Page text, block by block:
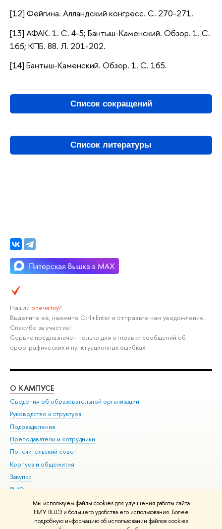
Мы используем файлы cookies для улучшения работы сайта
НИУ ВШЭ и большего удобства его использования. Более
подробную информацию об использовании файлов cookies
[12] Фейгина. Алландский конгресс. С. 270-271.
[13] АФАК. 1. С. 4-5; Бантыш-Каменский. Обзор. 1. С.
165; КПБ. 88. Л. 201-202.
[14] Бантыш-Каменский. Обзор. 1. С. 165.
Список сокращений
Список литературы
Нашли опечатку?
Выделите её, нажмите Ctrl+Enter и отправьте нам уведомление.
Спасибо за участие!
Сервис предназначен только для отправки сообщений об
орфографических и пунктуационных ошибках.
О КАМПУСЕ
Сведения об образовательной организации
Руководство и структура
Подразделения
Преподаватели и сотрудники
Попечительский совет
Корпуса и общежития
Закупки
ВШЭ для студентов с ограниченными возможностями
здоровья и инвалидностью
Версия для слабовидящих
Единая платежная страница